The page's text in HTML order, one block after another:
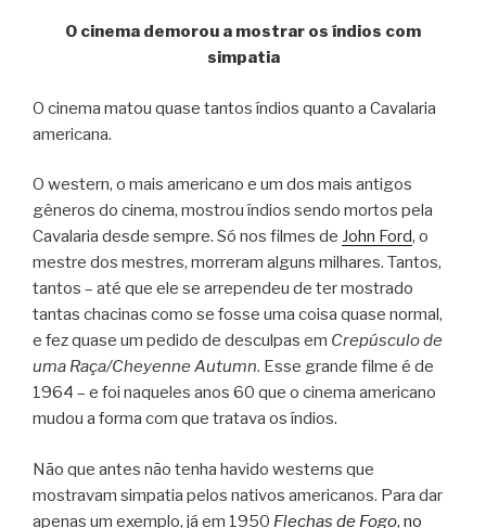
O cinema demorou a mostrar os índios com
simpatia
O cinema matou quase tantos índios quanto a Cavalaria
americana.
O western, o mais americano e um dos mais antigos
gêneros do cinema, mostrou índios sendo mortos pela
Cavalaria desde sempre. Só nos filmes de John Ford, o
mestre dos mestres, morreram alguns milhares. Tantos,
tantos – até que ele se arrependeu de ter mostrado
tantas chacinas como se fosse uma coisa quase normal,
e fez quase um pedido de desculpas em Crepúsculo de
uma Raça/Cheyenne Autumn. Esse grande filme é de
1964 – e foi naqueles anos 60 que o cinema americano
mudou a forma com que tratava os índios.
Não que antes não tenha havido westerns que
mostravam simpatia pelos nativos americanos. Para dar
apenas um exemplo, já em 1950 Flechas de Fogo, no